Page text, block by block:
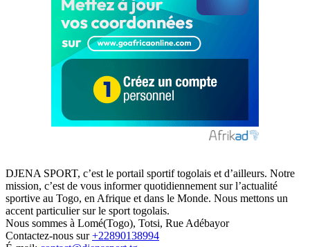
DJENA SPORT, c’est le portail sportif togolais et d’ailleurs. Notre
mission, c’est de vous informer quotidiennement sur l’actualité
sportive au Togo, en Afrique et dans le Monde. Nous mettons un
accent particulier sur le sport togolais.
Nous sommes à Lomé(Togo), Totsi, Rue Adébayor
Contactez-nous sur+22890138994